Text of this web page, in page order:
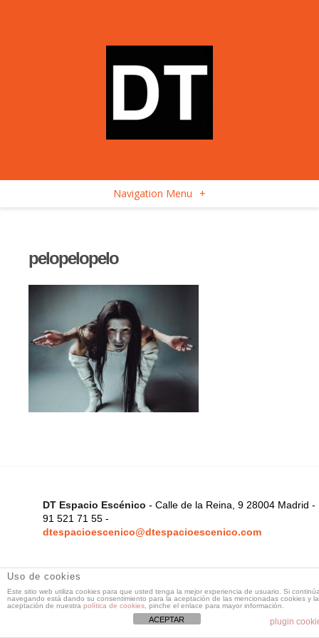
Navigation Menu +
pelopelopelo
DT Espacio Escénico - Calle de la Reina, 9 28004 Madrid -
91 521 71 55 -
dtespacioescenico@dtespacioescenico.com
Uso de cookies
Este sitio web utiliza cookies para que usted tenga la mejor experiencia de usuario. Si
navegando está dando su consentimiento para la aceptación de las mencionadas cookies y la
aceptación de nuestra política de cookies , pinche el enlace para mayor información.
plugin
ACEPTAR